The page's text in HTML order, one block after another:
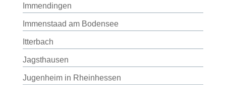
Immendingen
Immenstaad am Bodensee
Itterbach
Jagsthausen
Jugenheim in Rheinhessen